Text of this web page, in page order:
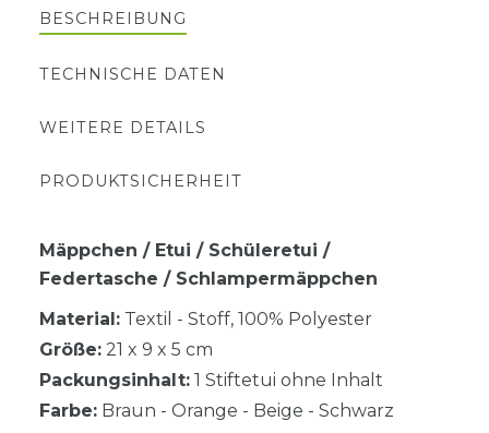
BESCHREIBUNG
TECHNISCHE DATEN
WEITERE DETAILS
PRODUKTSICHERHEIT
Mäppchen / Etui / Schüleretui /
Federtasche / Schlampermäppchen
Material: Textil - Stoff, 100% Polyester
Größe: 21 x 9 x 5 cm
Packungsinhalt: 1 Stiftetui ohne Inhalt
Farbe: Braun - Orange - Beige - Schwarz